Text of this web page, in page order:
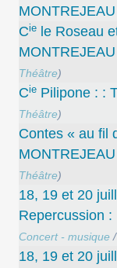
MONTREJEAU
Cie le Roseau
MONTREJEAU
Théâtre)
Cie Pilipone : :
Théâtre)
Contes « au fil
MONTREJEAU
Théâtre)
18, 19 et 20
Repercussion
Concert - musique/
18, 19 et 20